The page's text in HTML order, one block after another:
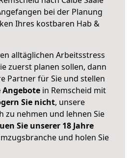
bei der Planung
Ihres kostbaren Hab &
alltäglichen Arbeitsstress
zuerst planen sollen, dann
Partner für Sie und stellen
in Remscheid mit
Sie nicht, unsere
zu nehmen und lehnen Sie
Sie unserer 18 Jahre
und holen Sie